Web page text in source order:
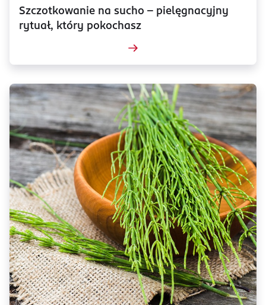
Szczotkowanie na sucho – pielęgnacyjny
rytuał, który pokochasz